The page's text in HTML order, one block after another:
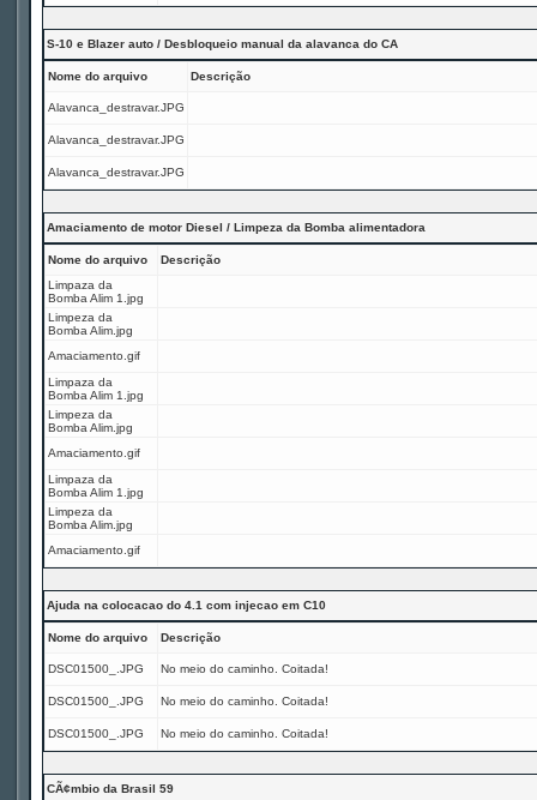
S-10 e Blazer auto / Desbloqueio manual da alavanca do CA
Nome do arquivo Descrição
Alavanca_destravar.JPG
Alavanca_destravar.JPG
Alavanca_destravar.JPG
Amaciamento de motor Diesel / Limpeza da Bomba alimentadora
Nome do arquivo
Descrição
Limpaza da
Bomba Alim 1.jpg
Limpeza da
Bomba Alim.jpg
Amaciamento.gif
Limpaza da
Bomba Alim 1.jpg
Limpeza da
Bomba Alim.jpg
Amaciamento.gif
Limpaza da
Bomba Alim 1.jpg
Limpeza da
Bomba Alim.jpg
Amaciamento.gif
Ajuda na colocacao do 4.1 com injecao em C10
Nome do arquivo Descrição
DSC01500_.JPG No meio do caminho. Coitada!
DSC01500_.JPG No meio do caminho. Coitada!
DSC01500_.JPG No meio do caminho. Coitada!
CÃ¢mbio da Brasil 59